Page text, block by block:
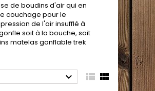
de boudins d'air qui en
couchage pour le
de l'air insufflé à
soit à la bouche, soit
matelas gonflable trek
  